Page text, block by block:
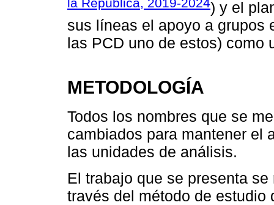
) y el
sus líneas el apoyo a grupos
las PCD uno de estos) como
METODOLOGÍA
Todos los nombres que se
cambiados para mantener el
las unidades de análisis.
El trabajo que se presenta
través del método de estudio